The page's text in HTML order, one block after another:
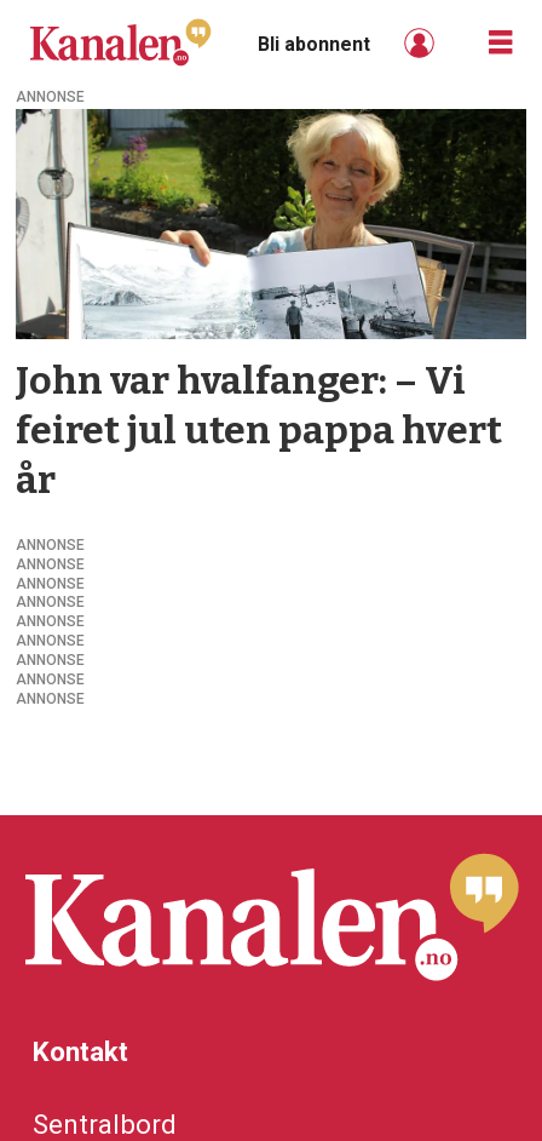
Bli abonnent
Tag:
sørishavet
ANNONSE
John var hvalfanger: – Vi
feiret jul uten pappa hvert
år
ANNONSE
ANNONSE
ANNONSE
ANNONSE
ANNONSE
ANNONSE
ANNONSE
ANNONSE
ANNONSE
Kontakt
Sentralbord